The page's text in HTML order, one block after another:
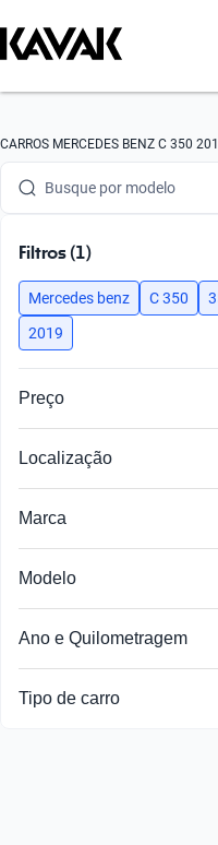
CARROS MERCEDES BENZ C 350
Busque por marca
Busque por modelo
Busque por ano
Busque por marca
Busque por versão
Filtros (1)
Mercedes benz C 350
2019
Preço
Localização
Marca
Modelo
Ano e Quilometragem
Tipo de carro